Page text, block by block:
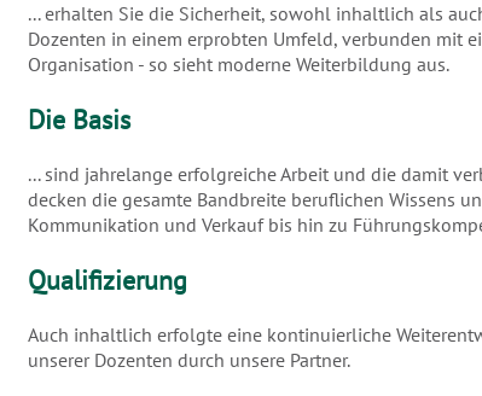
... erhalten Sie die Sicherheit, sowohl inhaltlich als
Dozenten in einem erprobten Umfeld, verbunden mit
Organisation - so sieht moderne Weiterbildung aus.
Die Basis
... sind jahrelange erfolgreiche Arbeit und die damit
decken die gesamte Bandbreite beruflichen Wissens
Kommunikation und Verkauf bis hin zu
Qualifizierung
Auch inhaltlich erfolgte eine kontinuierliche
unserer Dozenten durch unsere Partner.